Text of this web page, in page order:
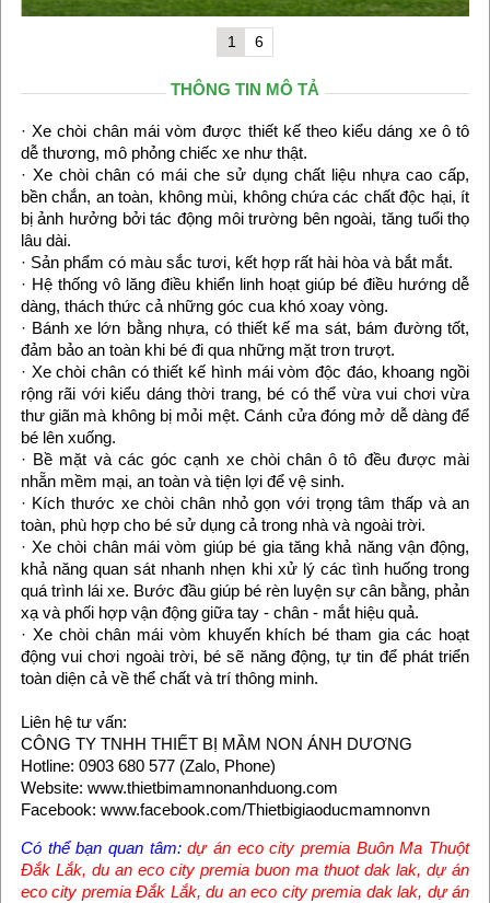
1 6
THÔNG TIN MÔ TẢ
· Xe chòi chân mái vòm được thiết kế theo kiểu dáng xe ô tô
dễ thương, mô phỏng chiếc xe như thật.
· Xe chòi chân có mái che sử dụng chất liệu nhựa cao cấp,
bền chắn, an toàn, không mùi, không chứa các chất độc hại, ít
bị ảnh hưởng bởi tác động môi trường bên ngoài, tăng tuổi thọ
lâu dài.
· Sản phẩm có màu sắc tươi, kết hợp rất hài hòa và bắt mắt.
· Hệ thống vô lăng điều khiển linh hoạt giúp bé điều hướng dễ
dàng, thách thức cả những góc cua khó xoay vòng.
· Bánh xe lớn bằng nhựa, có thiết kế ma sát, bám đường tốt,
đảm bảo an toàn khi bé đi qua những mặt trơn trượt.
· Xe chòi chân có thiết kế hình mái vòm độc đáo, khoang ngồi
rộng rãi với kiểu dáng thời trang, bé có thể vừa vui chơi vừa
thư giãn mà không bị mỏi mệt. Cánh cửa đóng mở dễ dàng để
bé lên xuống.
· Bề mặt và các góc cạnh xe chòi chân ô tô đều được mài
nhẵn mềm mại, an toàn và tiện lợi để vệ sinh.
· Kích thước xe chòi chân nhỏ gọn với trọng tâm thấp và an
toàn, phù hợp cho bé sử dụng cả trong nhà và ngoài trời.
· Xe chòi chân mái vòm giúp bé gia tăng khả năng vận động,
khả năng quan sát nhanh nhẹn khi xử lý các tình huống trong
quá trình lái xe. Bước đầu giúp bé rèn luyện sự cân bằng, phản
xạ và phối hợp vận động giữa tay - chân - mắt hiệu quả.
· Xe chòi chân mái vòm khuyến khích bé tham gia các hoạt
động vui chơi ngoài trời, bé sẽ năng động, tự tin để phát triển
toàn diện cả về thể chất và trí thông minh.
Liên hệ tư vấn:
CÔNG TY TNHH THIẾT BỊ MẦM NON ÁNH DƯƠNG
Hotline: 0903 680 577 (Zalo, Phone)
Website: www.thietbimamnonanhduong.com
Facebook: www.facebook.com/Thietbigiaoducmamnonvn
Có thể bạn quan tâm: dự án eco city premia Buôn Ma Thuột
Đắk Lắk, du an eco city premia buon ma thuot dak lak,dự án
eco city premia Đắk Lắk,du an eco city premia dak lak, dự án